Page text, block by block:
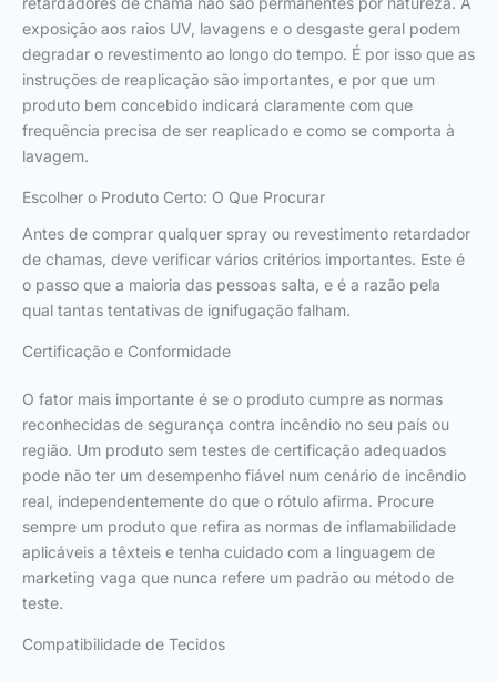
exposição aos raios UV, lavagens e o desgaste geral podem
degradar o revestimento ao longo do tempo. É por isso que as
instruções de reaplicação são importantes, e por que um
produto bem concebido indicará claramente com que
frequência precisa de ser reaplicado e como se comporta à
lavagem.
Escolher o Produto Certo: O Que Procurar
Antes de comprar qualquer spray ou revestimento retardador
de chamas, deve verificar vários critérios importantes. Este é
o passo que a maioria das pessoas salta, e é a razão pela
qual tantas tentativas de ignifugação falham.
Certificação e Conformidade
O fator mais importante é se o produto cumpre as normas
reconhecidas de segurança contra incêndio no seu país ou
região. Um produto sem testes de certificação adequados
pode não ter um desempenho fiável num cenário de incêndio
real, independentemente do que o rótulo afirma. Procure
sempre um produto que refira as normas de inflamabilidade
aplicáveis a têxteis e tenha cuidado com a linguagem de
marketing vaga que nunca refere um padrão ou método de
teste.
Compatibilidade de Tecidos